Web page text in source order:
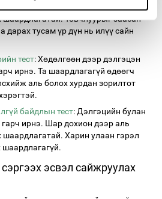
шаардлагатай. Товчлуурыг заасан
дарах тусам үр дүн нь илүү сайн
тест: Хөдөлгөөн дээр дэлгэцэн
ирнэ. Та шаардлагагүй өдөөгч
аль болох хурдан зорилтот
байдлын тест: Дэлгэцийн булан
гарч ирнэ. Шар дохион дээр аль
шаардлагатай. Харин улаан гэрэл
шаардлагагүй.
эсвэл сайжруулах